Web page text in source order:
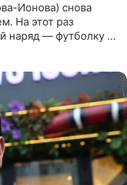
Ионова) снова
На этот раз
наряд — футболку с